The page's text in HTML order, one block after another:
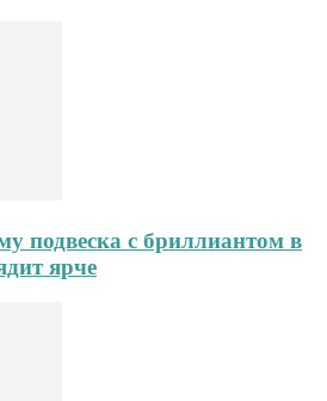
подвеска с бриллиантом в
ярче